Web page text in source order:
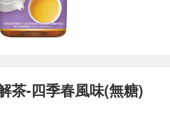
茶-四季春風味(無糖)